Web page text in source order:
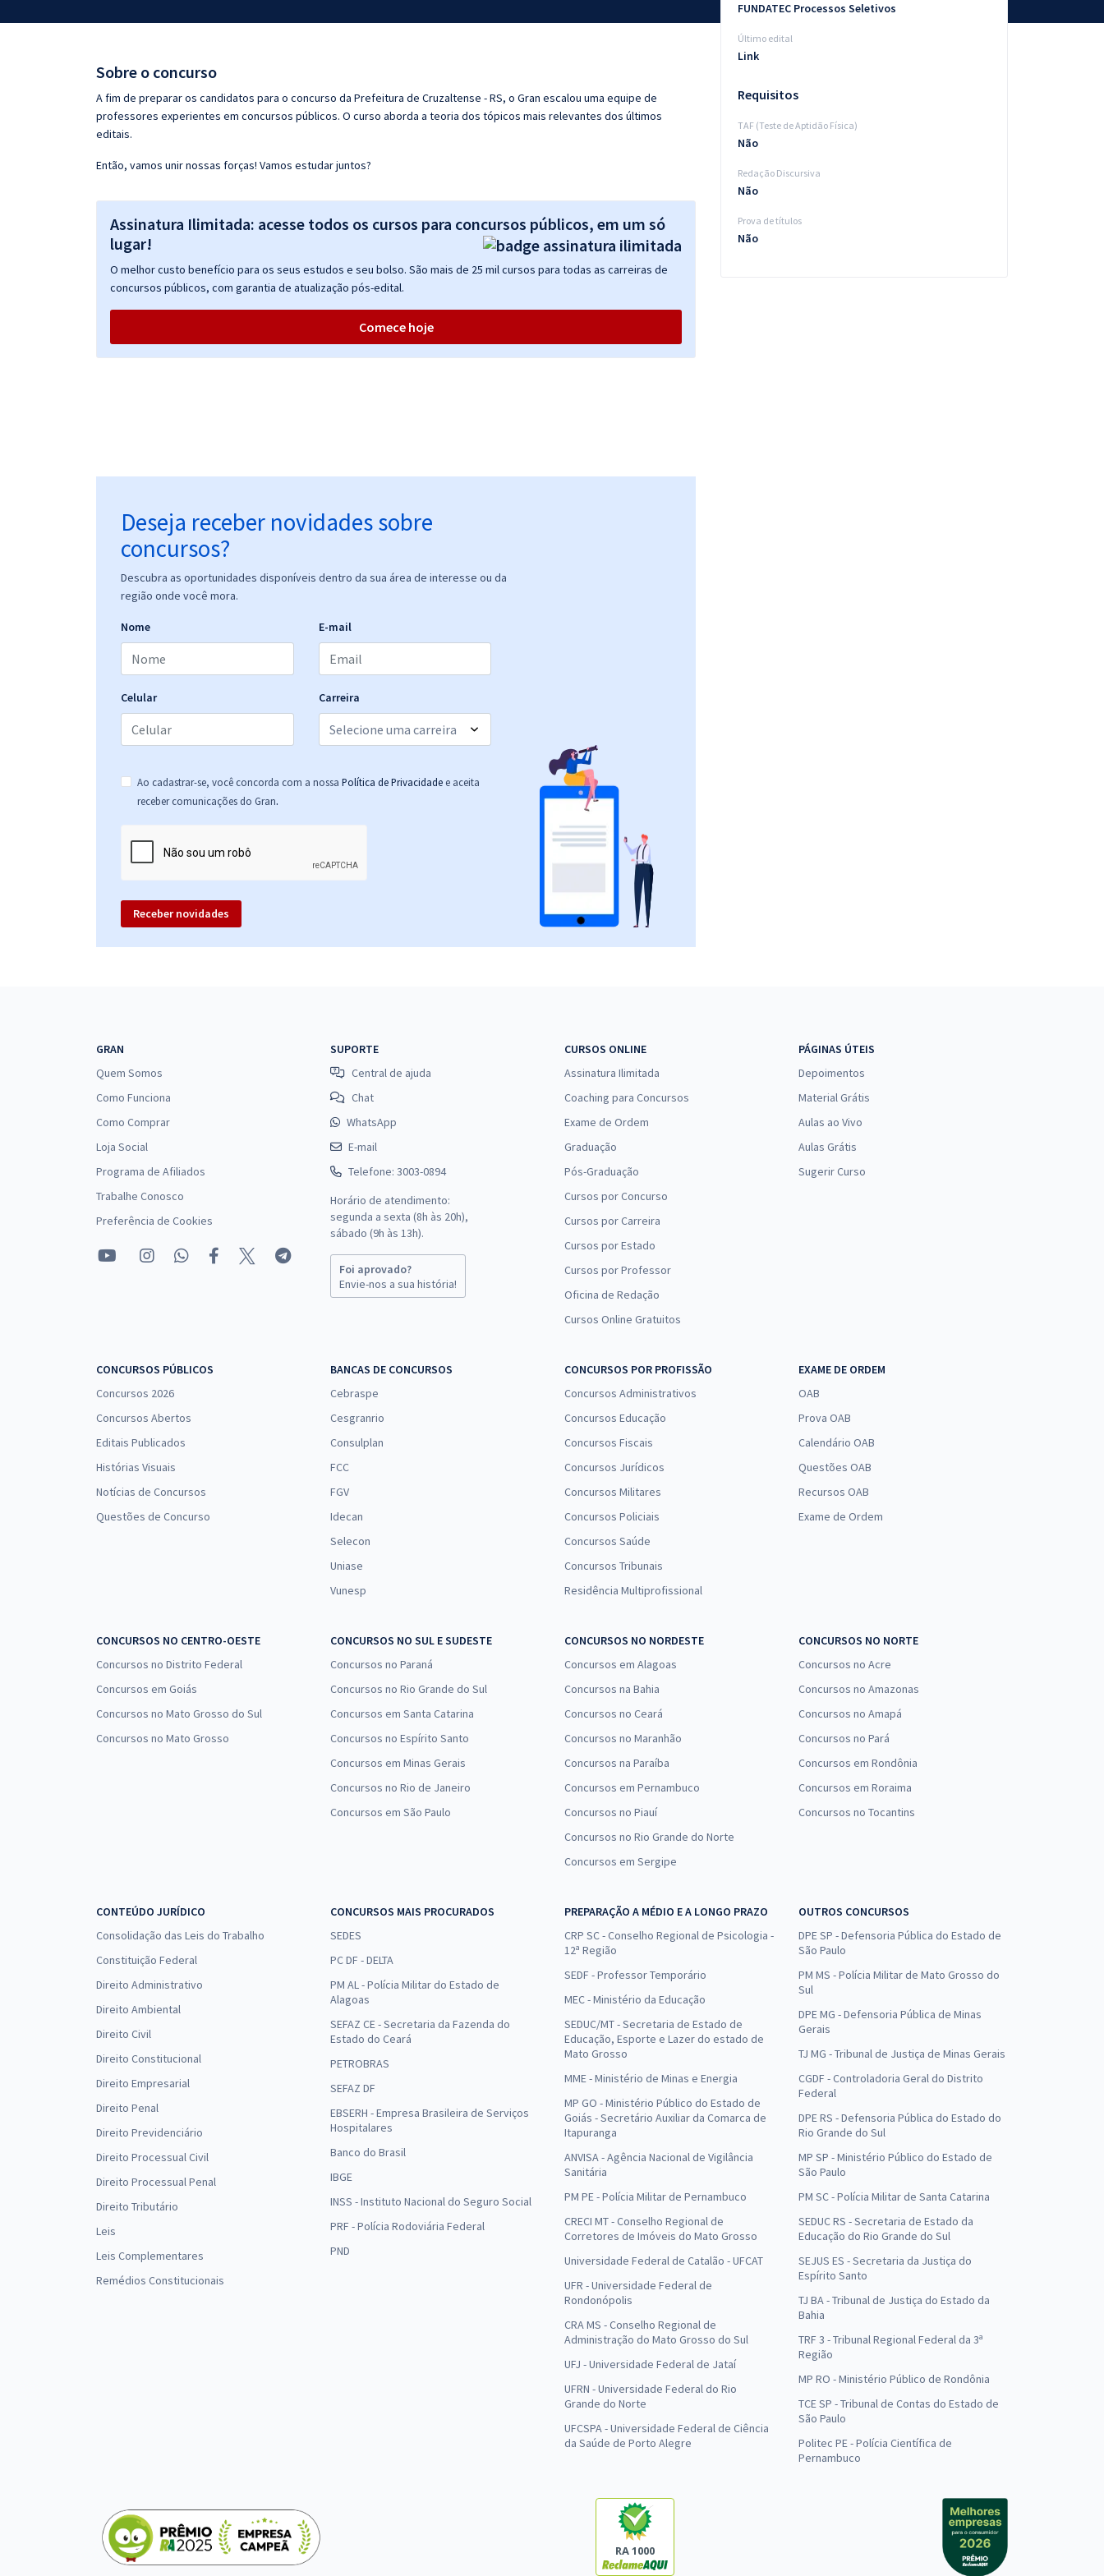
Questões grátis
Conteúdo gratuito
Sobre o concurso
A fim de preparar os candidatos para o concurso da Prefeitura de Cruzaltense - RS, o Gran escalou uma equipe de
professores experientes em concursos públicos. O curso aborda a teoria dos tópicos mais relevantes dos últimos
editais.
Então, vamos unir nossas forças! Vamos estudar juntos?
Assinatura Ilimitada: acesse todos os cursos para concursos públicos, em um só
lugar!
O melhor custo benefício para os seus estudos e seu bolso. São mais de 25 mil cursos para todas as carreiras de
concursos públicos, com garantia de atualização pós-edital.
Comece hoje
Deseja receber novidades sobre
concursos?
Descubra as oportunidades disponíveis dentro da sua área de interesse ou da
região onde você mora.
Nome E-mail
Celular Carreira
Ao cadastrar-se, você concorda com a nossa Política de Privacidade e aceita
receber comunicações do Gran.
Receber novidades
FUNDATEC Processos Seletivos
Último edital
Link
Requisitos
TAF (Teste de Aptidão Física)
Não
Redação Discursiva
Não
Prova de títulos
Não
GRAN
Quem Somos
Como Funciona
Como Comprar
Loja Social
Programa de Afiliados
Trabalhe Conosco
Preferência de Cookies
SUPORTE
Central de ajuda
Chat
WhatsApp
E-mail
Telefone: 3003-0894
Horário de atendimento:
segunda a sexta (8h às 20h),
sábado (9h às 13h).
Foi aprovado?
Envie-nos a sua história!
CURSOS ONLINE
Assinatura Ilimitada
Coaching para Concursos
Exame de Ordem
Graduação
Pós-Graduação
Cursos por Concurso
Cursos por Carreira
Cursos por Estado
Cursos por Professor
Oficina de Redação
Cursos Online Gratuitos
PÁGINAS ÚTEIS
Depoimentos
Material Grátis
Aulas ao Vivo
Aulas Grátis
Sugerir Curso
CONCURSOS PÚBLICOS
Concursos 2026
Concursos Abertos
Editais Publicados
Histórias Visuais
Notícias de Concursos
Questões de Concurso
BANCAS DE CONCURSOS
Cebraspe
Cesgranrio
Consulplan
FCC
FGV
Idecan
Selecon
Uniase
Vunesp
CONCURSOS POR PROFISSÃO
Concursos Administrativos
Concursos Educação
Concursos Fiscais
Concursos Jurídicos
Concursos Militares
Concursos Policiais
Concursos Saúde
Concursos Tribunais
Residência Multiprofissional
EXAME DE ORDEM
OAB
Prova OAB
Calendário OAB
Questões OAB
Recursos OAB
Exame de Ordem
CONCURSOS NO CENTRO-OESTE
Concursos no Distrito Federal
Concursos em Goiás
Concursos no Mato Grosso do Sul
Concursos no Mato Grosso
CONCURSOS NO SUL E SUDESTE
Concursos no Paraná
Concursos no Rio Grande do Sul
Concursos em Santa Catarina
Concursos no Espírito Santo
Concursos em Minas Gerais
Concursos no Rio de Janeiro
Concursos em São Paulo
CONCURSOS NO NORDESTE
Concursos em Alagoas
Concursos na Bahia
Concursos no Ceará
Concursos no Maranhão
Concursos na Paraíba
Concursos em Pernambuco
Concursos no Piauí
Concursos no Rio Grande do Norte
Concursos em Sergipe
CONCURSOS NO NORTE
Concursos no Acre
Concursos no Amazonas
Concursos no Amapá
Concursos no Pará
Concursos em Rondônia
Concursos em Roraima
Concursos no Tocantins
CONTEÚDO JURÍDICO
Consolidação das Leis do Trabalho
Constituição Federal
Direito Administrativo
Direito Ambiental
Direito Civil
Direito Constitucional
Direito Empresarial
Direito Penal
Direito Previdenciário
Direito Processual Civil
Direito Processual Penal
Direito Tributário
Leis
Leis Complementares
Remédios Constitucionais
CONCURSOS MAIS PROCURADOS
SEDES
PC DF - DELTA
PM AL - Polícia Militar do Estado de
Alagoas
SEFAZ CE - Secretaria da Fazenda do
Estado do Ceará
PETROBRAS
SEFAZ DF
EBSERH - Empresa Brasileira de Serviços
Hospitalares
Banco do Brasil
IBGE
INSS - Instituto Nacional do Seguro Social
PRF - Polícia Rodoviária Federal
PND
PREPARAÇÃO A MÉDIO E A LONGO PRAZO
CRP SC - Conselho Regional de Psicologia -
12ª Região
SEDF - Professor Temporário
MEC - Ministério da Educação
SEDUC/MT - Secretaria de Estado de
Educação, Esporte e Lazer do estado de
Mato Grosso
MME - Ministério de Minas e Energia
MP GO - Ministério Público do Estado de
Goiás - Secretário Auxiliar da Comarca de
Itapuranga
ANVISA - Agência Nacional de Vigilância
Sanitária
PM PE - Polícia Militar de Pernambuco
CRECI MT - Conselho Regional de
Corretores de Imóveis do Mato Grosso
Universidade Federal de Catalão - UFCAT
UFR - Universidade Federal de
Rondonópolis
CRA MS - Conselho Regional de
Administração do Mato Grosso do Sul
UFJ - Universidade Federal de Jataí
UFRN - Universidade Federal do Rio
Grande do Norte
UFCSPA - Universidade Federal de Ciência
da Saúde de Porto Alegre
OUTROS CONCURSOS
DPE SP - Defensoria Pública do Estado de
São Paulo
PM MS - Polícia Militar de Mato Grosso do
Sul
DPE MG - Defensoria Pública de Minas
Gerais
TJ MG - Tribunal de Justiça de Minas Gerais
CGDF - Controladoria Geral do Distrito
Federal
DPE RS - Defensoria Pública do Estado do
Rio Grande do Sul
MP SP - Ministério Público do Estado de
São Paulo
PM SC - Polícia Militar de Santa Catarina
SEDUC RS - Secretaria de Estado da
Educação do Rio Grande do Sul
SEJUS ES - Secretaria da Justiça do
Espírito Santo
TJ BA - Tribunal de Justiça do Estado da
Bahia
TRF 3 - Tribunal Regional Federal da 3ª
Região
MP RO - Ministério Público de Rondônia
TCE SP - Tribunal de Contas do Estado de
São Paulo
Politec PE - Polícia Científica de
Pernambuco
RA 1000